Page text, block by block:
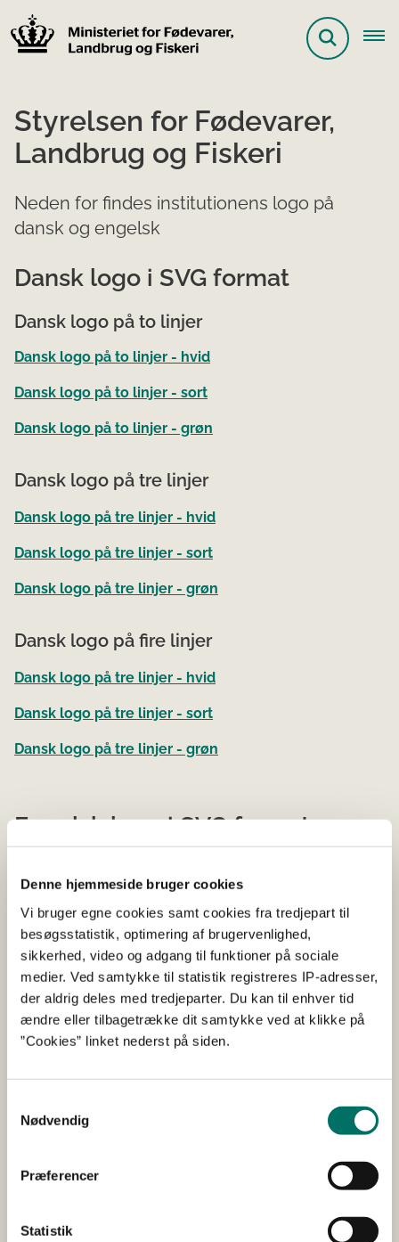
Denne hjemmeside bruger cookies
Vi bruger egne cookies samt cookies fra tredjepart til
besøgsstatistik, optimering af brugervenlighed,
sikkerhed, video og adgang til funktioner på sociale
medier. Ved samtykke til statistik registreres IP-adresser,
der aldrig deles med tredjeparter. Du kan til enhver tid
ændre eller tilbagetrække dit samtykke ved at klikke på
”Cookies” linket nederst på siden.
Nødvendig
Præferencer
Statistik
Styrelsen for Fødevarer,
Landbrug og Fiskeri
Neden for findes institutionens logo på
dansk og engelsk
Dansk logo i SVG format
Dansk logo på to linjer
Dansk logo på to linjer - hvid
Dansk logo på to linjer - sort
Dansk logo på to linjer - grøn
Dansk logo på tre linjer
Dansk logo på tre linjer - hvid
Dansk logo på tre linjer - sort
Dansk logo på tre linjer - grøn
Dansk logo på fire linjer
Dansk logo på tre linjer - hvid
Dansk logo på tre linjer - sort
Dansk logo på tre linjer - grøn
Engelsk logo i SVG format
Engelsk logo på to linjer - sort
Engelsk logo på to linjer - grøn
Engelsk logo på tre linjer
Engelsk logo på tre linjer - grøn
Engelsk logo på fire linjer
Engelsk logo på fire linjer - hvid